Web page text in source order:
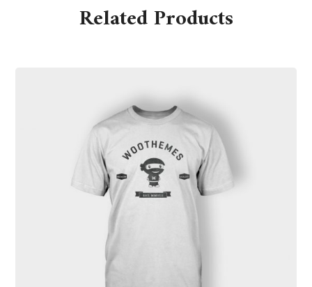
Related Products